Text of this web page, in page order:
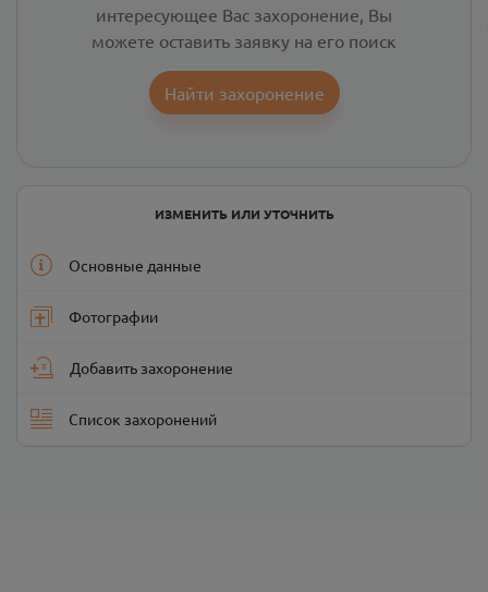
интересующее Вас захоронение, Вы
можете оставить заявку на его поиск
Найти захоронение
ИЗМЕНИТЬ ИЛИ УТОЧНИТЬ
Основные данные
Фотографии
Добавить захоронение
Список захоронений